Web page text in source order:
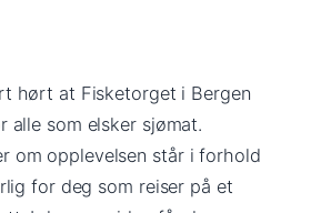
hørt at Fisketorget i Bergen
alle som elsker sjømat.
om opplevelsen står i forhold
for deg som reiser på et